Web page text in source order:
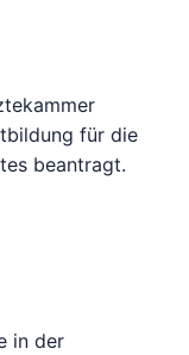
für die
beantragt.
in der